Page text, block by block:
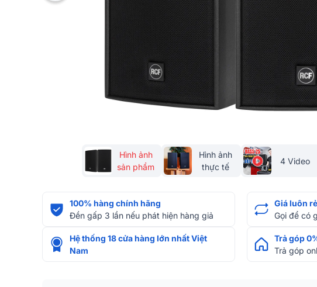
Hình ảnh
sản phẩm
Hình ảnh
thực tế
4 Video
100% hàng chính hãng
Đền gấp 3 lần nếu phát hiện hàng giả
Giá luôn
Gọi để có
Hệ thống 18 cửa hàng lớn nhất Việt
Nam
Trả góp
Trả góp